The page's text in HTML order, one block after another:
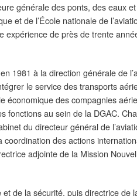
générale des ponts, des eaux
et de l’École nationale de
expérience de près de trente
1981 à la direction générale de
le service des transports
économique des compagnies
fonctions au sein de la DGAC.
du directeur général de
des actions
adjointe de la Mission
de la sécurité, puis directrice de